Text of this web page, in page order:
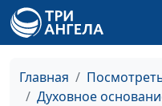
Главная
Духовное